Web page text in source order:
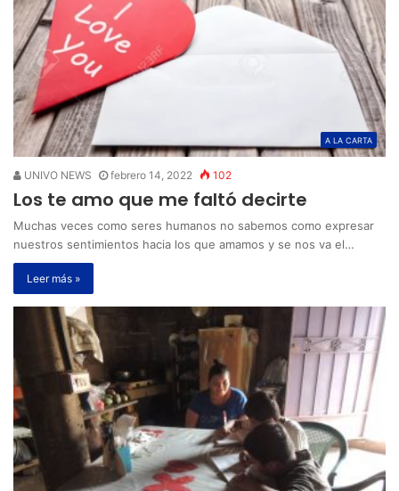
A LA CARTA
UNIVO NEWS febrero 14, 2022 102
Los te amo que me faltó decirte
Muchas veces como seres humanos no sabemos como expresar
nuestros sentimientos hacia los que amamos y se nos va el…
Leer más »